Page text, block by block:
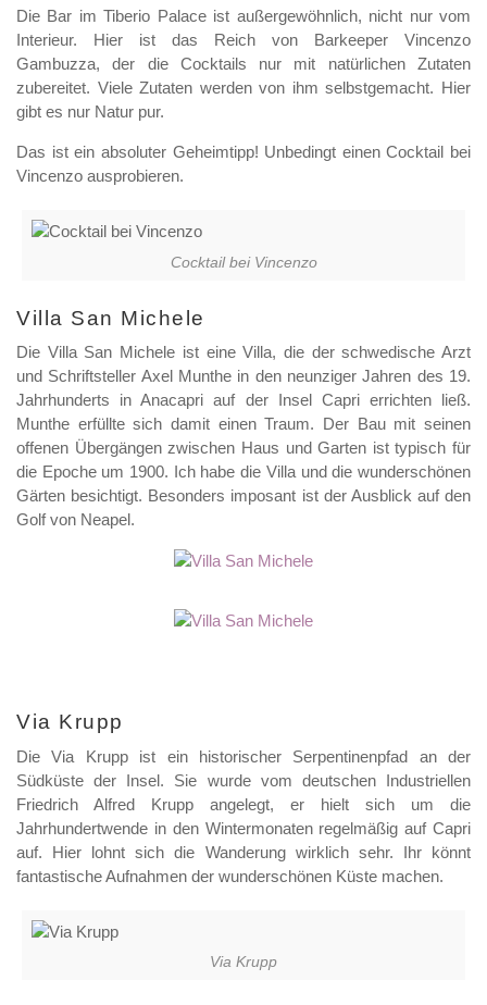
Die Bar im Tiberio Palace ist außergewöhnlich, nicht nur vom
Interieur. Hier ist das Reich von Barkeeper Vincenzo
Gambuzza, der die Cocktails nur mit natürlichen Zutaten
zubereitet. Viele Zutaten werden von ihm selbstgemacht. Hier
gibt es nur Natur pur.
Das ist ein absoluter Geheimtipp! Unbedingt einen Cocktail bei
Vincenzo ausprobieren.
Cocktail bei Vincenzo
Villa San Michele
Die Villa San Michele ist eine Villa, die der schwedische Arzt
und Schriftsteller Axel Munthe in den neunziger Jahren des 19.
Jahrhunderts in Anacapri auf der Insel Capri errichten ließ.
Munthe erfüllte sich damit einen Traum. Der Bau mit seinen
offenen Übergängen zwischen Haus und Garten ist typisch für
die Epoche um 1900. Ich habe die Villa und die wunderschönen
Gärten besichtigt. Besonders imposant ist der Ausblick auf den
Golf von Neapel.
Via Krupp
Die Via Krupp ist ein historischer Serpentinenpfad an der
Südküste der Insel. Sie wurde vom deutschen Industriellen
Friedrich Alfred Krupp angelegt, er hielt sich um die
Jahrhundertwende in den Wintermonaten regelmäßig auf Capri
auf. Hier lohnt sich die Wanderung wirklich sehr. Ihr könnt
fantastische Aufnahmen der wunderschönen Küste machen.
Via Krupp